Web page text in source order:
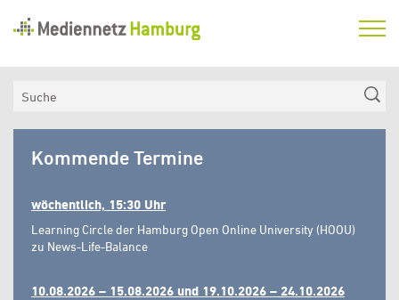
Hamburg
Aktuelles
Medienkompetenzfonds
Hamburg
Kommende Termine
wöchentlich, 15:30 Uhr
Learning Circle der Hamburg Open Online University (HOOU)
zu News-Life-Balance
10.08.2026 – 15.08.2026 und 19.10.2026 – 24.10.2026